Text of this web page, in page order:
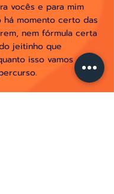
vocês e para mim
há momento certo das
nem fórmula certa
jeitinho que
isso vamos